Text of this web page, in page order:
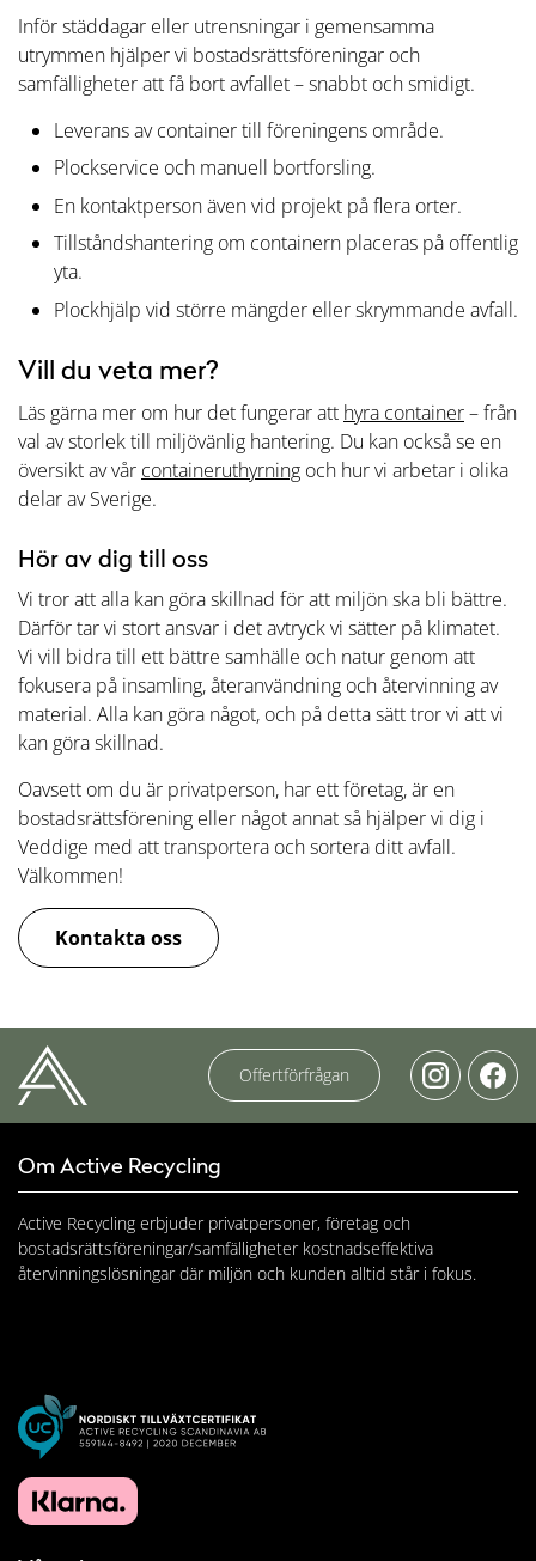
Inför städdagar eller utrensningar i gemensamma
utrymmen hjälper vi bostadsrättsföreningar och
samfälligheter att få bort avfallet – snabbt och smidigt.
Leverans av container till föreningens område.
Plockservice och manuell bortforsling.
En kontaktperson även vid projekt på flera orter.
Tillståndshantering om containern placeras på offentlig
yta.
Plockhjälp vid större mängder eller skrymmande avfall.
Vill du veta mer?
Läs gärna mer om hur det fungerar att hyra container– från
val av storlek till miljövänlig hantering. Du kan också se en
översikt av vår containeruthyrning och hur vi arbetar i olika
delar av Sverige.
Hör av dig till oss
Vi tror att alla kan göra skillnad för att miljön ska bli bättre.
Därför tar vi stort ansvar i det avtryck vi sätter på klimatet.
Vi vill bidra till ett bättre samhälle och natur genom att
fokusera på insamling, återanvändning och återvinning av
material. Alla kan göra något, och på detta sätt tror vi att vi
kan göra skillnad.
Oavsett om du är privatperson, har ett företag, är en
bostadsrättsförening eller något annat så hjälper vi dig i
Veddige med att transportera och sortera ditt avfall.
Välkommen!
Kontakta oss
Offertförfrågan
Om Active Recycling
Active Recycling erbjuder privatpersoner, företag och
bostadsrättsföreningar/samfälligheter kostnadseffektiva
återvinningslösningar där miljön och kunden alltid står i fokus.